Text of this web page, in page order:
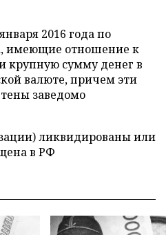
2016 года по
имеющие отношение к
крупную сумму денег в
валюте, причем эти
заведомо
ликвидированы или
в РФ